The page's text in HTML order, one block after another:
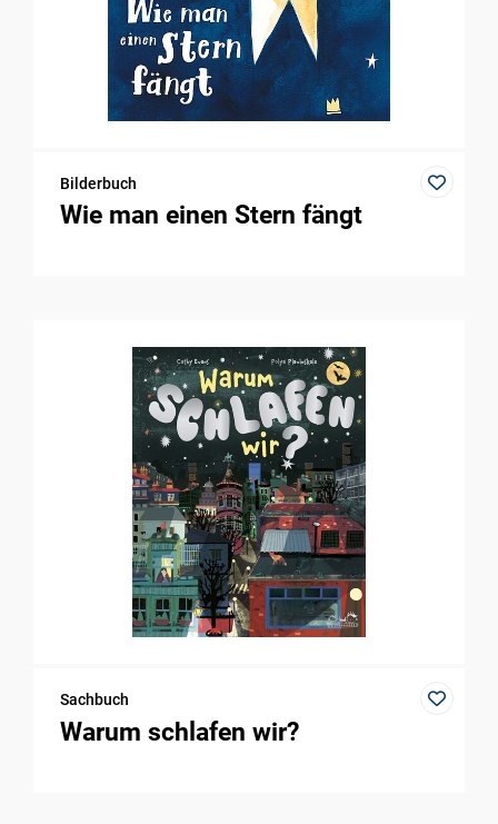
Bilderbuch
Wie man einen Stern fängt
Sachbuch
Warum schlafen wir?